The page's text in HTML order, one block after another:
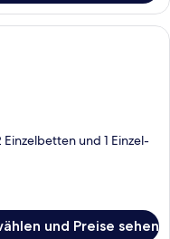
mit einem großen
und 1 Einzel-
und Preise sehen